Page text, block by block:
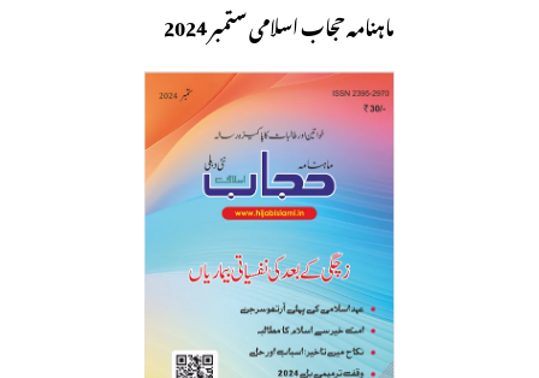
ماہنامہ حجاب اسلامی ستمبر 2024